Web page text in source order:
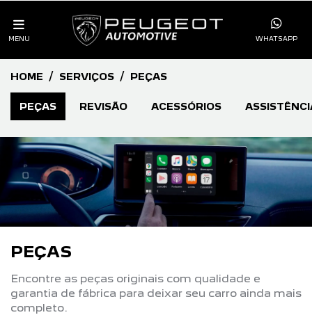
MENU WHATSAPP
HOME SERVIÇOS PEÇAS
REVISÃO
PEÇAS ACESSÓRIOS
PEÇAS
Encontre as peças originais com qualidade e
garantia de fábrica para deixar seu carro ainda mais
completo.